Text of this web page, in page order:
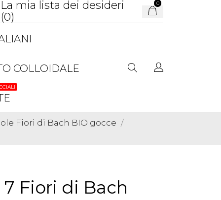
La mia lista dei desideri
(0)
0
COLLOIDALE
Fiori di Bach BIO gocce
Fiori di Bach